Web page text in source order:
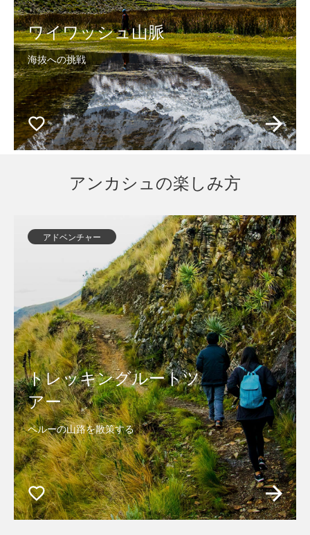
ワイワッシュ山脈
海抜への挑戦
アンカシュの楽しみ方
アドベンチャー
トレッキングルートツ
アー
ペルーの山路を散策する